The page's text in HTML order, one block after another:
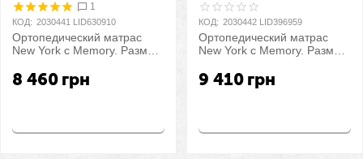
1
КОД: 2030441 LID630910
Ортопедический матрас
New York c Memory. Размер:
8 460 грн
КОД: 2030442 LID396959
Ортопедический матрас
New York c Memory. Размер:
9 410 грн